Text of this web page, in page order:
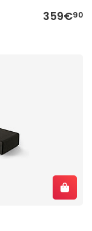
359€90